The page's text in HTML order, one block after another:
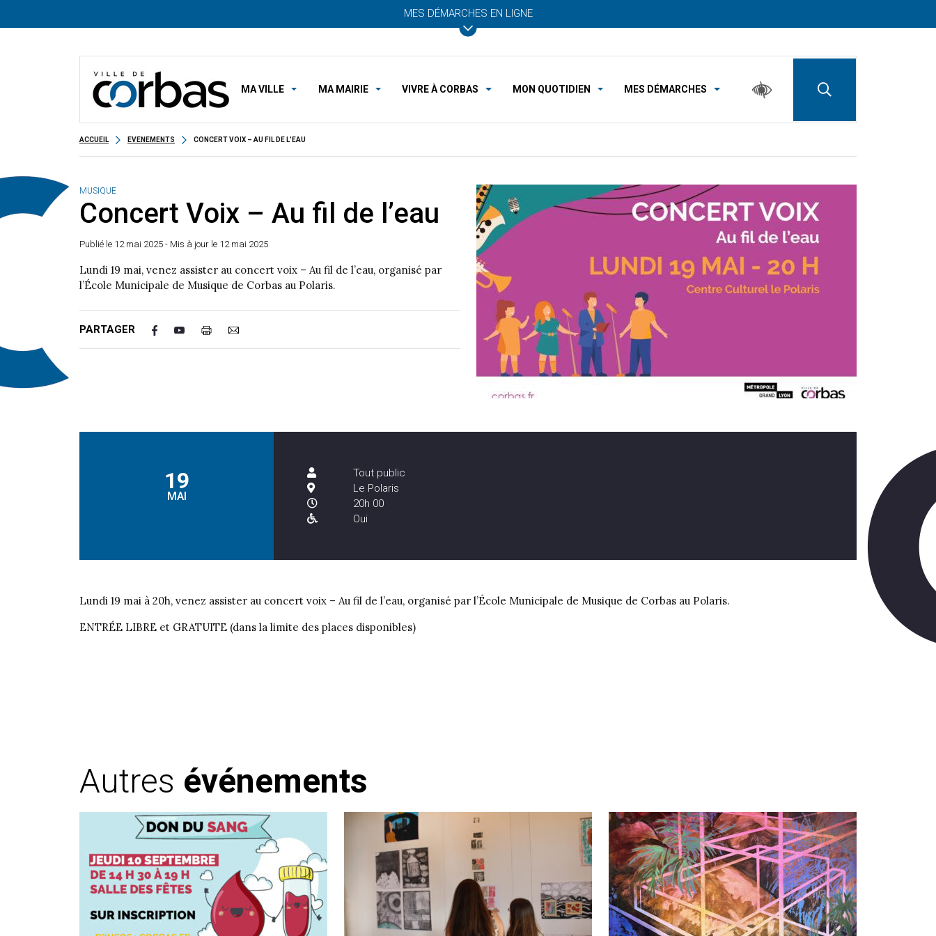
MES DÉMARCHES EN LIGNE
MA VILLE MA MAIRIE VIVRE À CORBAS MON QUOTIDIEN MES DÉMARCHES
ACCUEIL EVENEMENTS CONCERT VOIX – AU FIL DE L’EAU
MUSIQUE
Concert Voix – Au fil de l’eau
Publié le 12 mai 2025 - Mis à jour le 12 mai 2025
Lundi 19 mai, venez assister au concert voix – Au fil de l’eau, organisé par
l’École Municipale de Musique de Corbas au Polaris.
PARTAGER
19
MAI
Tout public
Le Polaris
20h 00
Oui
Lundi 19 mai à 20h, venez assister au concert voix – Au fil de l’eau, organisé par l’École Municipale de Musique de Corbas au Polaris.
ENTRÉE LIBRE et GRATUITE (dans la limite des places disponibles)
Autres événements